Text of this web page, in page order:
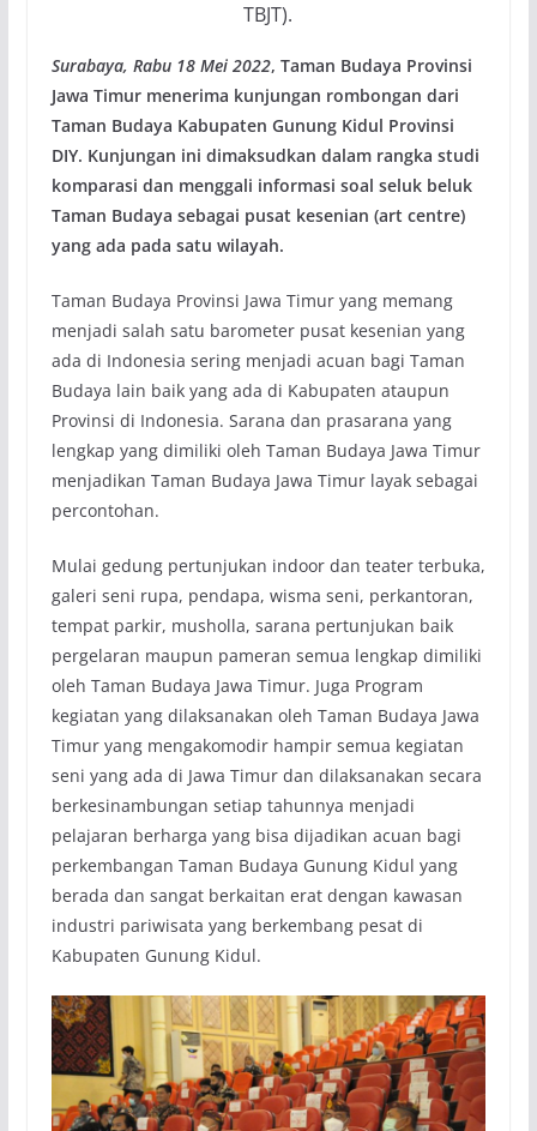
TBJT).
Surabaya, Rabu 18 Mei 2022, Taman Budaya Provinsi
Jawa Timur menerima kunjungan rombongan dari
Taman Budaya Kabupaten Gunung Kidul Provinsi
DIY. Kunjungan ini dimaksudkan dalam rangka studi
komparasi dan menggali informasi soal seluk beluk
Taman Budaya sebagai pusat kesenian (art centre)
yang ada pada satu wilayah.
Taman Budaya Provinsi Jawa Timur yang memang
menjadi salah satu barometer pusat kesenian yang
ada di Indonesia sering menjadi acuan bagi Taman
Budaya lain baik yang ada di Kabupaten ataupun
Provinsi di Indonesia. Sarana dan prasarana yang
lengkap yang dimiliki oleh Taman Budaya Jawa Timur
menjadikan Taman Budaya Jawa Timur layak sebagai
percontohan.
Mulai gedung pertunjukan indoor dan teater terbuka,
galeri seni rupa, pendapa, wisma seni, perkantoran,
tempat parkir, musholla, sarana pertunjukan baik
pergelaran maupun pameran semua lengkap dimiliki
oleh Taman Budaya Jawa Timur. Juga Program
kegiatan yang dilaksanakan oleh Taman Budaya Jawa
Timur yang mengakomodir hampir semua kegiatan
seni yang ada di Jawa Timur dan dilaksanakan secara
berkesinambungan setiap tahunnya menjadi
pelajaran berharga yang bisa dijadikan acuan bagi
perkembangan Taman Budaya Gunung Kidul yang
berada dan sangat berkaitan erat dengan kawasan
industri pariwisata yang berkembang pesat di
Kabupaten Gunung Kidul.